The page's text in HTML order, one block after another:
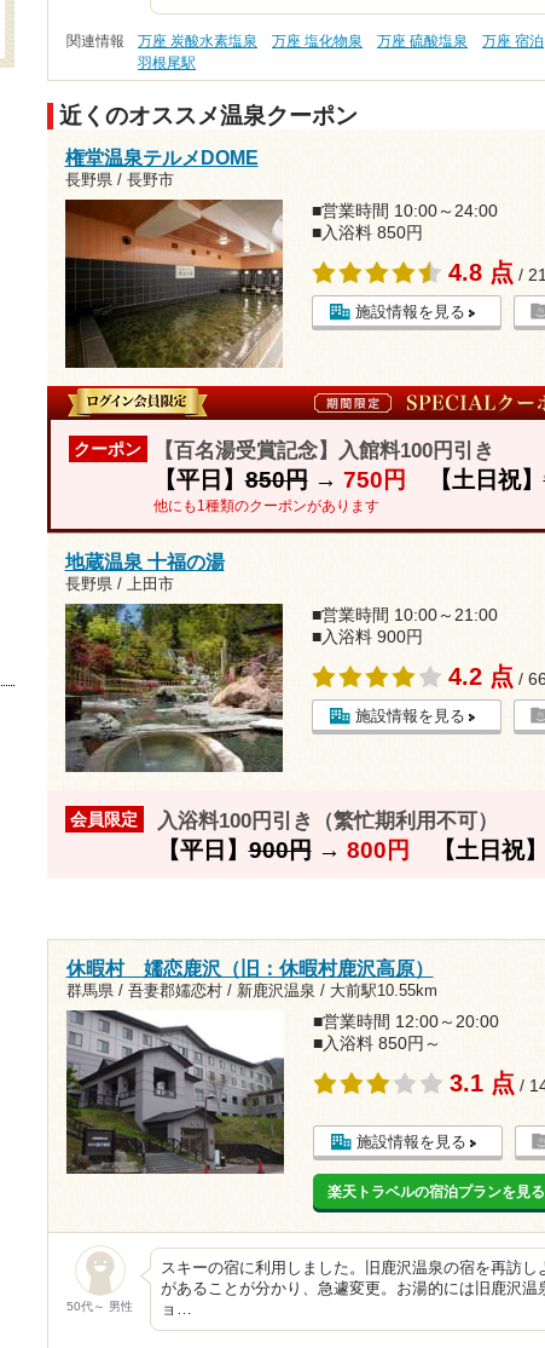
関連情報 万座 炭酸水素塩泉 万座 塩化物泉 万座 硫酸塩泉 万座 宿泊
羽根尾駅
近くのオススメ温泉クーポン
権堂温泉テルメDOME
長野県 / 長野市
■営業時間 10:00～24:00
■入浴料 850円
4.8 点 /
施設情報を見る
クーポン 【百名湯受賞記念】入館料100円引き
【平日】850円→ 750円 【土日祝】
他にも1種類のクーポンがあります
地蔵温泉 十福の湯
長野県 / 上田市
■営業時間 10:00～21:00
■入浴料 900円
4.2 点 /
施設情報を見る
会員限定 入浴料100円引き（繁忙期利用不可）
【平日】900円→ 800円 【土日祝
休暇村 嬬恋鹿沢（旧：休暇村鹿沢高原）
群馬県 / 吾妻郡嬬恋村 / 新鹿沢温泉 / 大前駅10.55km
■営業時間 12:00～20:00
■入浴料 850円～
3.1 点 /
施設情報を見る
楽天トラベルの宿泊プランを見る
50代～ 男性
スキーの宿に利用しました。旧鹿沢温泉の宿を再訪
があることが分かり、急遽変更。お湯的には旧鹿沢
ョ…